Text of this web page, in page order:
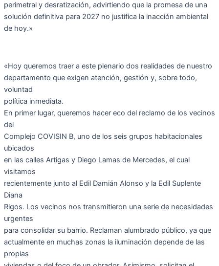
perimetral y desratización, advirtiendo que la promesa de una
solución definitiva para 2027 no justifica la inacción ambiental
de hoy.»
«Hoy queremos traer a este plenario dos realidades de nuestro
departamento que exigen atención, gestión y, sobre todo,
voluntad
política inmediata.
En primer lugar, queremos hacer eco del reclamo de los vecinos
del
Complejo COVISIN B, uno de los seis grupos habitacionales
ubicados
en las calles Artigas y Diego Lamas de Mercedes, el cual
visitamos
recientemente junto al Edil Damián Alonso y la Edil Suplente
Diana
Rigos. Los vecinos nos transmitieron una serie de necesidades
urgentes
para consolidar su barrio. Reclaman alumbrado público, ya que
actualmente en muchas zonas la iluminación depende de las
propias